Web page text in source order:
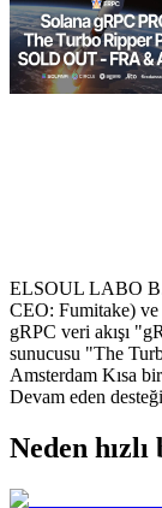
ELSOUL LABO
CEO: Fumitake) ve
gRPC veri akışı
sunucusu "The
Amsterdam Kısa
Devam eden
Neden